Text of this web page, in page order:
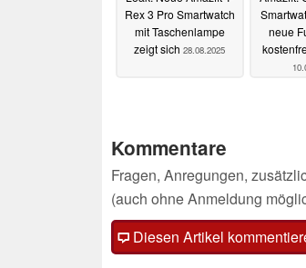
Rex 3 Pro Smartwatch
mit Taschenlampe
zeigt sich 28.08.2025
neue
Kommentare
Fragen, Anregungen,
(auch ohne Anmeldung
Diesen Artikel